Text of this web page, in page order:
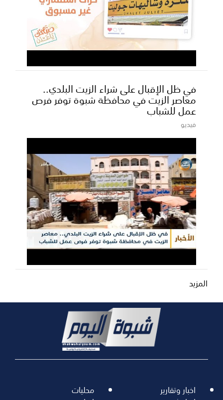
في ظل الإقبال على شراء الزيت البلدي..
معاصر الزيت في محافظة شبوة توفر فرص
عمل للشباب
فيديو
المزيد
اخبار وتقارير محليات